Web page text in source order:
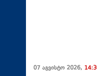
07 აგვისტო 2026,